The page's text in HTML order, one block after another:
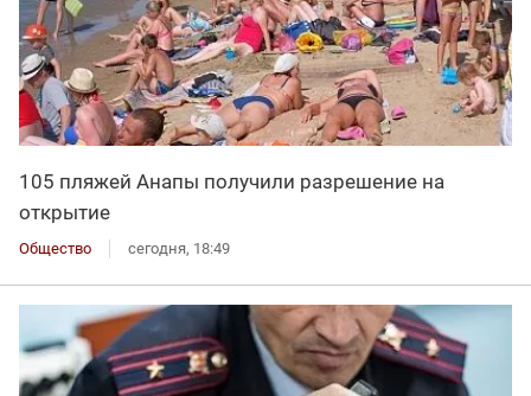
105 пляжей Анапы получили разрешение на
открытие
Общество сегодня, 18:49